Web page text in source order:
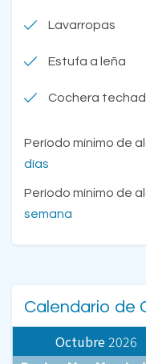
Lavarropas
Estufa a leña
Cochera
Período mínimo de
días
Período mínimo de
semana
Calendario de
Octubre2026